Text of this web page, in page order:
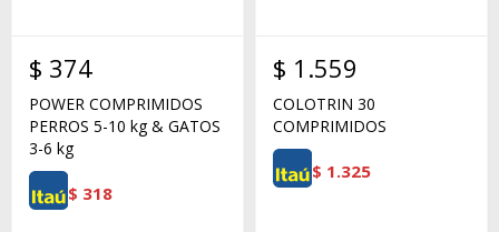
$ 374
POWER COMPRIMIDOS
PERROS 5-10 kg & GATOS
3-6 kg
$ 318
$ 1.559
COLOTRIN 30
COMPRIMIDOS
$ 1.325